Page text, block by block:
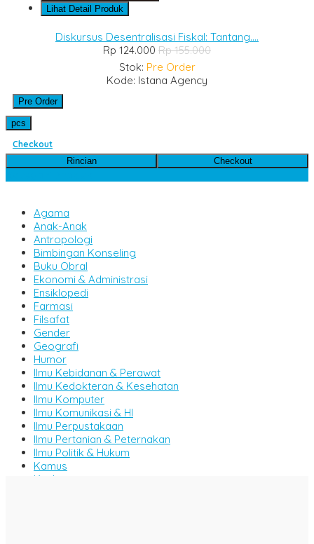
Lihat Detail Produk
Diskursus Desentralisasi Fiskal: Tantang....
Rp 124.000 Rp 155.000
Stok: Pre Order
Kode: Istana Agency
Pre Order
pcs
Checkout
Rincian
Checkout
Agama
Anak-Anak
Antropologi
Bimbingan Konseling
Buku Obral
Ekonomi & Administrasi
Ensiklopedi
Farmasi
Filsafat
Gender
Geografi
Humor
Ilmu Kebidanan & Perawat
Ilmu Kedokteran & Kesehatan
Ilmu Komputer
Ilmu Komunikasi & HI
Ilmu Perpustakaan
Ilmu Pertanian & Peternakan
Ilmu Politik & Hukum
Kamus
Kitab